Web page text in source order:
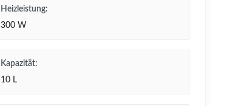
Heizleistung:
300 W
Kapazität:
10 L